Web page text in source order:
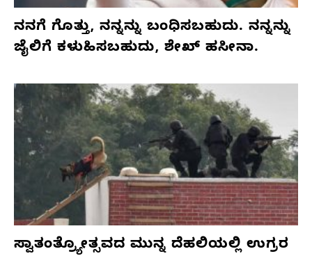
ನನಗೆ ಗೊತ್ತು, ನನ್ನನ್ನು ಬಂಧಿಸಬಹುದು. ನನ್ನನ್ನು
ಜೈಲಿಗೆ ಕಳುಹಿಸಬಹುದು, ಶೇಖ್ ಹಸೀನಾ.
ಸ್ವಾತಂತ್ರ್ಯೋತ್ಸವದ ಮುನ್ನ ದೆಹಲಿಯಲ್ಲಿ ಉಗ್ರರ